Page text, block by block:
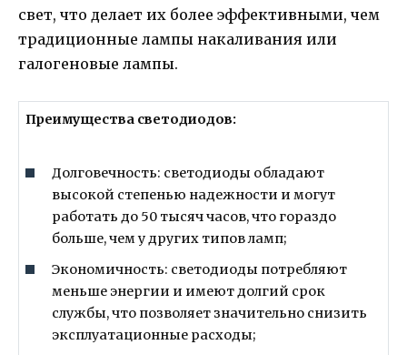
свет, что делает их более эффективными, чем
традиционные лампы накаливания или
галогеновые лампы.
Преимущества светодиодов:
Долговечность: светодиоды обладают
высокой степенью надежности и могут
работать до 50 тысяч часов, что гораздо
больше, чем у других типов ламп;
Экономичность: светодиоды потребляют
меньше энергии и имеют долгий срок
службы, что позволяет значительно снизить
эксплуатационные расходы;